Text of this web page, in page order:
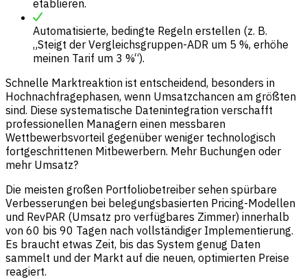
etablieren.
Automatisierte, bedingte Regeln erstellen (z. B.
„Steigt der Vergleichsgruppen-ADR um 5 %, erhöhe
meinen Tarif um 3 %“).
Schnelle Marktreaktion ist entscheidend, besonders in
Hochnachfragephasen, wenn Umsatzchancen am größten
sind. Diese systematische Datenintegration verschafft
professionellen Managern einen messbaren
Wettbewerbsvorteil gegenüber weniger technologisch
fortgeschrittenen Mitbewerbern. Mehr Buchungen oder
mehr Umsatz?
Die meisten großen Portfoliobetreiber sehen spürbare
Verbesserungen bei belegungsbasierten Pricing-Modellen
und RevPAR (Umsatz pro verfügbares Zimmer) innerhalb
von 60 bis 90 Tagen nach vollständiger Implementierung.
Es braucht etwas Zeit, bis das System genug Daten
sammelt und der Markt auf die neuen, optimierten Preise
reagiert.